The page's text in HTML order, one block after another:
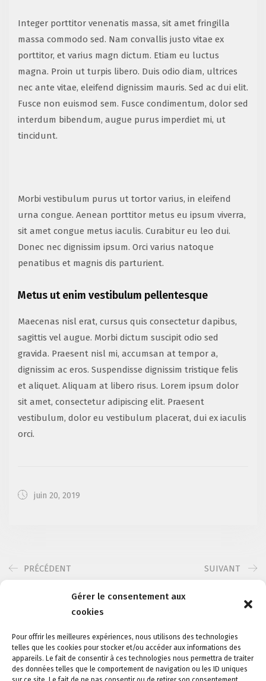
Gérer le consentement aux
cookies
Pour offrir les meilleures expériences, nous utilisons des technologies
telles que les cookies pour stocker et/ou accéder aux informations des
appareils. Le fait de consentir à ces technologies nous permettra de traiter
des données telles que le comportement de navigation ou les ID uniques
Integer porttitor venenatis massa, sit amet fringilla
massa commodo sed. Nam convallis justo vitae ex
porttitor, et varius magn dictum. Etiam eu luctus
magna. Proin ut turpis libero. Duis odio diam, ultrices
nec ante vitae, eleifend dignissim mauris. Sed ac dui elit.
Fusce non euismod sem. Fusce condimentum, dolor sed
interdum bibendum, augue purus imperdiet mi, ut
tincidunt.
Morbi vestibulum purus ut tortor varius, in eleifend
urna congue. Aenean porttitor metus eu ipsum viverra,
sit amet congue metus iaculis. Curabitur eu leo dui.
Donec nec dignissim ipsum. Orci varius natoque
penatibus et magnis dis parturient.
Metus ut enim vestibulum pellentesque
Maecenas nisl erat, cursus quis consectetur dapibus,
sagittis vel augue. Morbi dictum suscipit odio sed
gravida. Praesent nisl mi, accumsan at tempor a,
dignissim ac eros. Suspendisse dignissim tristique felis
et aliquet. Aliquam at libero risus. Lorem ipsum dolor
sit amet, consectetur adipiscing elit. Praesent
vestibulum, dolor eu vestibulum placerat, dui ex iaculis
orci.
juin 20, 2019
PRÉCÉDENT SUIVANT